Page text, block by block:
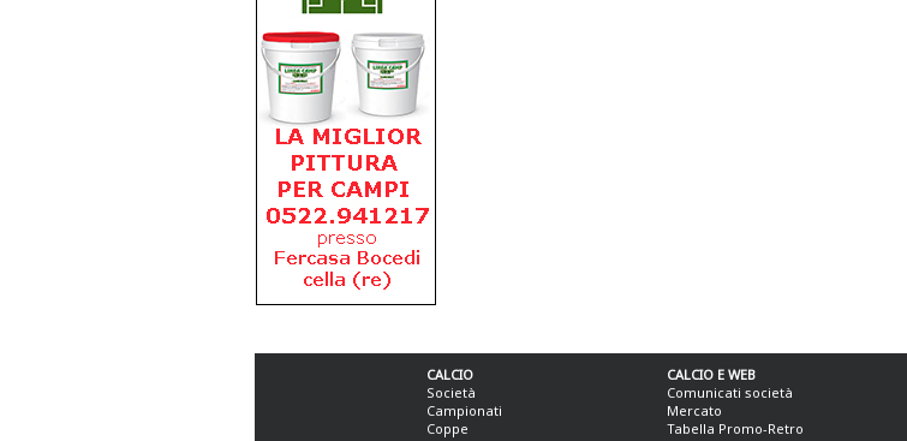
CALCIO
Società
Campionati
Coppe
CALCIO E WEB
Comunicati società
Mercato
Tabella Promo-Retro